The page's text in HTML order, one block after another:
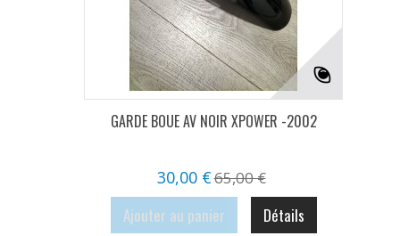
GARDE BOUE AV NOIR XPOWER -2002
30,00 €65,00 €
Ajouter au panier Détails